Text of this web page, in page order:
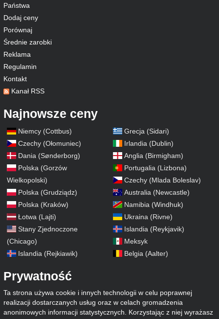
Państwa
Dodaj ceny
Porównaj
Średnie zarobki
Reklama
Regulamin
Kontakt
Kanał RSS
Najnowsze ceny
Niemcy (Cottbus)
Czechy (Ołomuniec)
Dania (Sønderborg)
Polska (Gorzów
Wielkopolski)
Polska (Grudziądz)
Polska (Kraków)
Łotwa (Lajti)
Stany Zjednoczone
(Chicago)
Islandia (Rejkiawik)
Grecja (Sidari)
Irlandia (Dublin)
Anglia (Birmigham)
Portugalia (Lizbona)
Czechy (Mlada Boleslav)
Australia (Newcastle)
Namibia (Windhuk)
Ukraina (Rivne)
Islandia (Reykjavik)
Meksyk
Belgia (Aalter)
Prywatność
Ta strona używa cookie i innych technologii w celu poprawnej
realizacji dostarczanych usług oraz w celach gromadzenia
anonimowych informacji statystycznych. Korzystając z niej wyrażasz